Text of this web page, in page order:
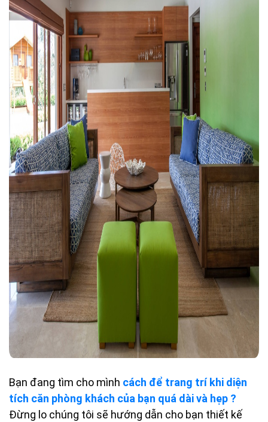
Bạn đang tìm cho mình cách để trang trí khi diện
tích căn phòng khách của bạn quá dài và hẹp ?
Đừng lo chúng tôi sẽ hướng dẫn cho bạn thiết kế